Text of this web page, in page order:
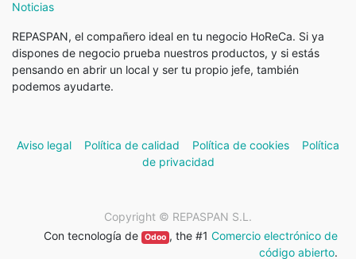
Noticias
REPASPAN, el compañero ideal en tu negocio HoReCa. Si ya
dispones de negocio prueba nuestros productos, y si estás
pensando en abrir un local y ser tu propio jefe, también
podemos ayudarte.
Aviso legal Política de calidad Política de cookies
Política
de privacidad
Copyright © REPASPAN S.L.
Con tecnología de
Odoo , the #1 Comercio electrónico de
código abierto.